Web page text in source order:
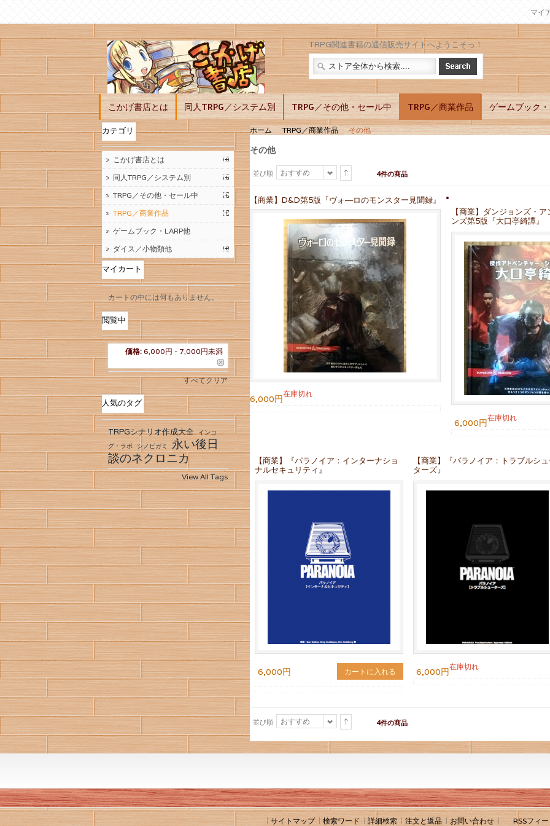
マイ
TRPG関連書籍の通信販売サイトへようこそっ！
こかげ書店とは 同人TRPG／システム別 TRPG／その他・セール中 TRPG／商業作品 ゲームブック
ホーム TRPG／商業作品 その他
その他
並び順 おすすめ 4件の商品
【商業】D&D第5版『ヴォ―ロのモンスター見聞録』
6,000円在庫切れ
【商業】ダンジョンズ・
ンズ第5版『大口亭綺譚』
6,000円在庫切れ
【商業】『パラノイア：インターナショ
ナルセキュリティ』
6,000円 カートに入れる
【商業】『パラノイア：トラブルシ
ターズ』
6,000円在庫切れ
並び順 おすすめ 4件の商品
カテゴリ
こかげ書店とは
同人TRPG／システム別
TRPG／その他・セール中
TRPG／商業作品
ゲームブック・LARP他
ダイス／小物類他
マイカート
カートの中には何もありません。
閲覧中
価格: 6,000円 - 7,000円未満
すべてクリア
人気のタグ
TRPGシナリオ作成大全 インコ
グ・ラボ
シノビガミ 永い後日
談のネクロニカ
View All Tags
サイトマップ 検索ワード 詳細検索 注文と返品 お問い合わせ RSSフィ